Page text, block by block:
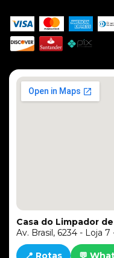
Casa do Limpador
Av. Brasil, 6234 - Loja
📍 Rotas 💬